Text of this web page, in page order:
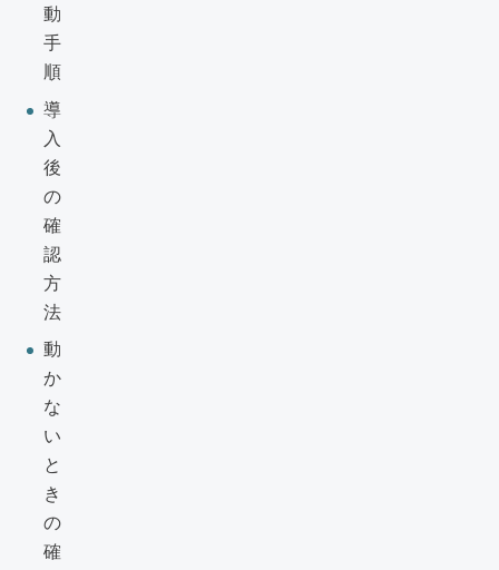
動
手
順
導
入
後
の
確
認
方
法
動
か
な
い
と
き
の
確